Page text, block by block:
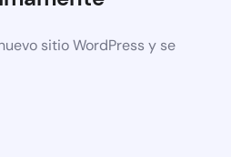
sitio WordPress y se